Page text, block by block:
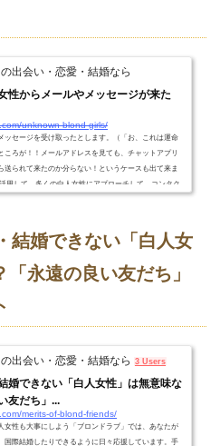
出会い・恋愛・結婚なら
性からメールやメッセージが来た
unknown-blond-girls/
ッセージを受け取ったとします。（「お、これは運命
ころが！！メールアドレスを見ても、チャットアプリ
送られて来たのか分らない！というケースも出て来ま
用して、多くの白人女性にアプローチして、コンタク
不明の場合ド...
結婚できない「白人女
永遠の良い友だち」
出会い・恋愛・結婚なら 3 Users
婚できない「白人女性」は無意味な
友だち」...
merits-of-blond-friends/
女性も大事にしよう「ブロンドラブ」では、あなたが
国際結婚したりできるように日々応援しています。手